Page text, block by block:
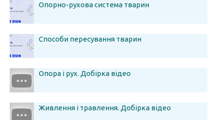
Опорно-рухова система тварин
Способи пересування тварин
Опора і рух. Добірка відео
Живлення і травлення. Добірка відео